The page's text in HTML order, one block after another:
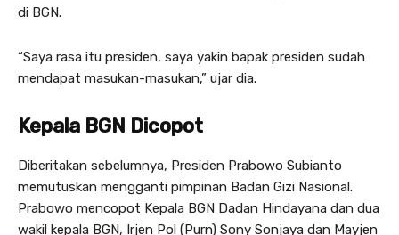
di BGN.
“Saya rasa itu presiden, saya yakin bapak presiden sudah
mendapat masukan-masukan,” ujar dia.
Kepala BGN Dicopot
Diberitakan sebelumnya, Presiden Prabowo Subianto
memutuskan mengganti pimpinan Badan Gizi Nasional.
Prabowo mencopot Kepala BGN Dadan Hindayana dan dua
wakil kepala BGN, Irjen Pol (Purn) Sony Sonjaya dan Mayjen